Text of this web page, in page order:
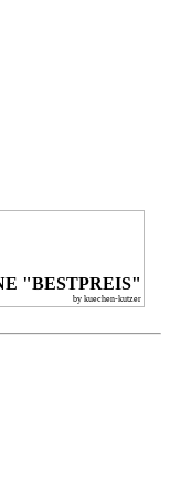
"BESTPREIS"
by kuechen-kutzer